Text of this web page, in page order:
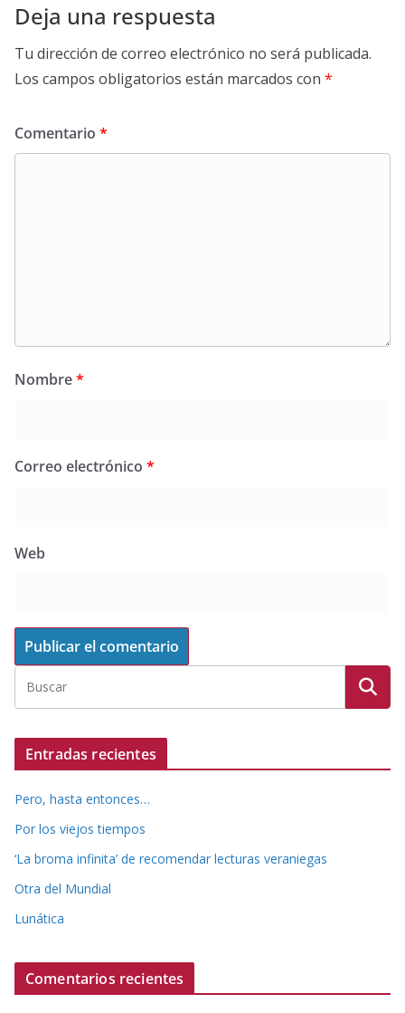
Deja una respuesta
Tu dirección de correo electrónico no será publicada.
Los campos obligatorios están marcados con *
Comentario *
Nombre*
Correo electrónico *
Web
Entradas recientes
Pero, hasta entonces…
Por los viejos tiempos
‘La broma infinita’ de recomendar lecturas veraniegas
Otra del Mundial
Lunática
Comentarios recientes